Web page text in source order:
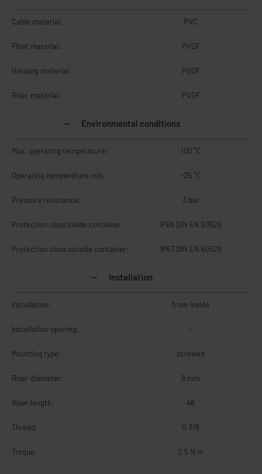
Cable material: PVC
Float material: PVDF
Housing material: PVDF
Riser material: PVDF
Environmental conditions
Max. operating temperature: 100 °C
Operating temperature min.: -25 °C
Pressure resistance: 3 bar
Protection class inside container: IP68 DIN EN 60529
Protection class outside container: IP67 DIN EN 60529
Installation
Installation: from inside
Installation opening: -
Mounting type: screwed
Riser diameter: 8 mm
Riser length: 48
Thread: G 3/8
Torque: 2.5 N m